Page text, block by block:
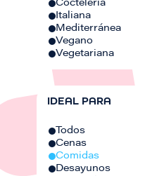
Coctelería
Italiana
Mediterránea
Vegano
Vegetariana
IDEAL PARA
Todos
Cenas
Comidas
Desayunos